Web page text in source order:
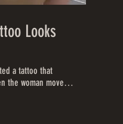
Looks
a tattoo that
the woman moves